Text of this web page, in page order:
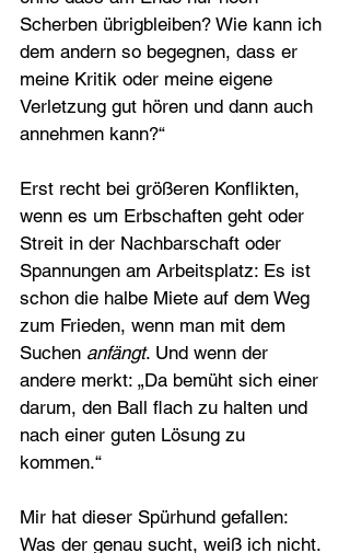
Scherben übrigbleiben? Wie kann ich
dem andern so begegnen, dass er
meine Kritik oder meine eigene
Verletzung gut hören und dann auch
annehmen kann?“
Erst recht bei größeren Konflikten,
wenn es um Erbschaften geht oder
Streit in der Nachbarschaft oder
Spannungen am Arbeitsplatz: Es ist
schon die halbe Miete auf dem Weg
zum Frieden, wenn man mit dem
Suchen anfängt. Und wenn der
andere merkt: „Da bemüht sich einer
darum, den Ball flach zu halten und
nach einer guten Lösung zu
kommen.“
Mir hat dieser Spürhund gefallen:
Was der genau sucht, weiß ich nicht.